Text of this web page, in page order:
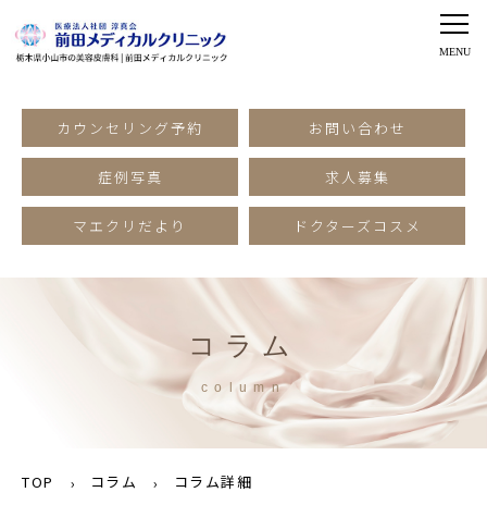
カウンセリング予約 お問い合わせ
症例写真 求人募集
マエクリだより ドクターズコスメ
コラム
column
TOP コラム コラム詳細